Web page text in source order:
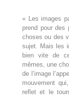
« Les images
prend pour
choses ou des
sujet. Mais les
bien vite de
mêmes, une
de l’image
mouvement
reflet et le